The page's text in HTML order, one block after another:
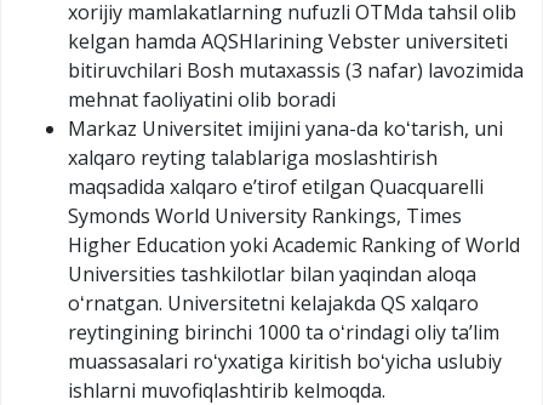
xorijiy mamlakatlarning nufuzli OTMda tahsil olib
kelgan hamda AQSHlarining Vebster universiteti
bitiruvchilari Bosh mutaxassis (3 nafar) lavozimida
mehnat faoliyatini olib boradi
Markaz Universitet imijini yana-da koʻtarish, uni
xalqaro reyting talablariga moslashtirish
maqsadida xalqaro eʼtirof etilgan Quacquarelli
Symonds World University Rankings, Times
Higher Education yoki Academic Ranking of World
Universities tashkilotlar bilan yaqindan aloqa
oʻrnatgan. Universitetni kelajakda QS xalqaro
reytingining birinchi 1000 ta oʻrindagi oliy taʼlim
muassasalari roʻyxatiga kiritish boʻyicha uslubiy
ishlarni muvofiqlashtirib kelmoqda.